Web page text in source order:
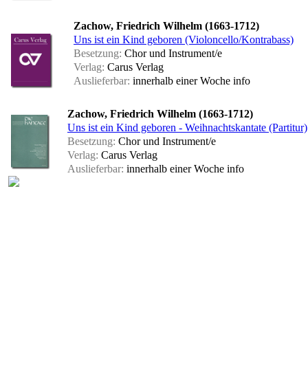
Zachow, Friedrich Wilhelm (1663-1712)
Uns ist ein Kind geboren (Violoncello/Kontrabass)
Besetzung: Chor und Instrument/e
Verlag: Carus Verlag
Auslieferbar: innerhalb einer Woche info
Zachow, Friedrich Wilhelm (1663-1712)
Uns ist ein Kind geboren - Weihnachtskantate (Partitur)
Besetzung: Chor und Instrument/e
Verlag: Carus Verlag
Auslieferbar: innerhalb einer Woche info